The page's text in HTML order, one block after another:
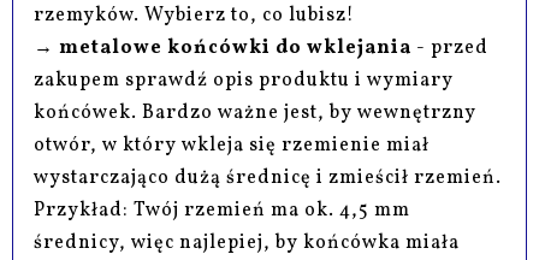
rzemyków. Wybierz to, co lubisz!
→metalowe końcówki do wklejania - przed
zakupem sprawdź opis produktu i wymiary
końcówek. Bardzo ważne jest, by wewnętrzny
otwór, w który wkleja się rzemienie miał
wystarczająco dużą średnicę i zmieścił rzemień.
Przykład: Twój rzemień ma ok. 4,5 mm
średnicy, więc najlepiej, by końcówka miała